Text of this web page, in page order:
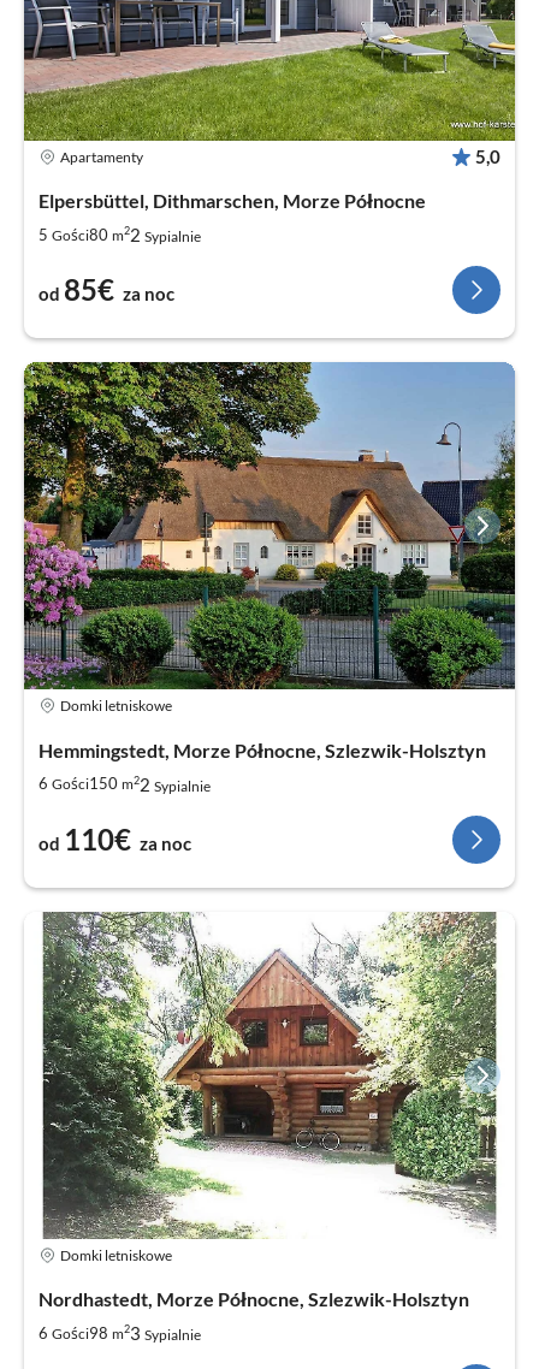
Apartamenty 5,0
Elpersbüttel, Dithmarschen, Morze Północne
5 Gości80 m22 Sypialnie
od 85€ za noc
Domki letniskowe
Hemmingstedt, Morze Północne, Szlezwik-Holsztyn
6 Gości150 m22 Sypialnie
od 110€ za noc
Domki letniskowe
Nordhastedt, Morze Północne, Szlezwik-Holsztyn
6 Gości98 m23 Sypialnie